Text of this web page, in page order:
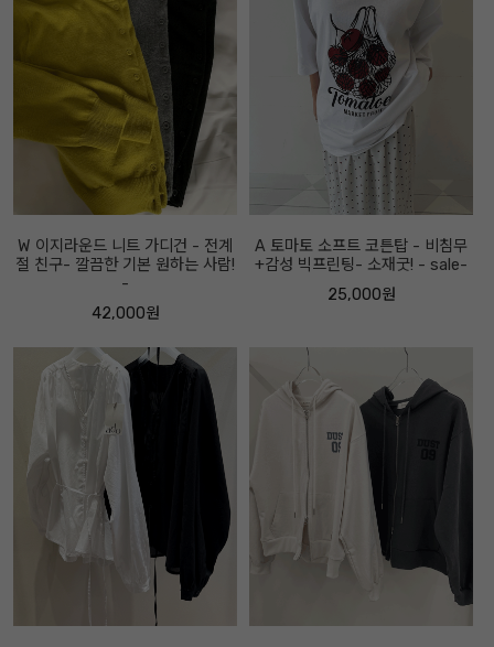
W 이지라운드 니트 가디건 - 전계
절 친구- 깔끔한 기본 원하는 사람!
-
42,000원
A 토마토 소프트 코튼탑 - 비침무
+감성 빅프린팅- 소재굿! - sale-
25,000원